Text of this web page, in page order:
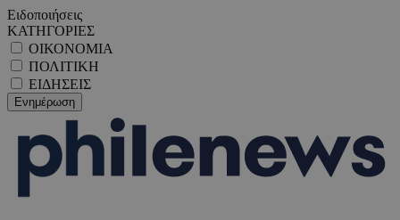
Ειδοποιήσεις
ΚΑΤΗΓΟΡΙΕΣ
ΟΙΚΟΝΟΜΙΑ
ΠΟΛΙΤΙΚΗ
ΕΙΔΗΣΕΙΣ